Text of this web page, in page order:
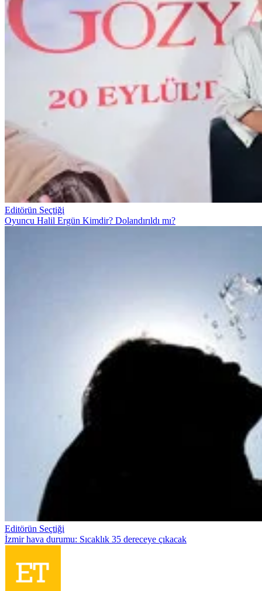
Editörün Seçtiği
Oyuncu Halil Ergün Kimdir? Dolandırıldı mı?
Editörün Seçtiği
İzmir hava durumu: Sıcaklık 35 dereceye çıkacak